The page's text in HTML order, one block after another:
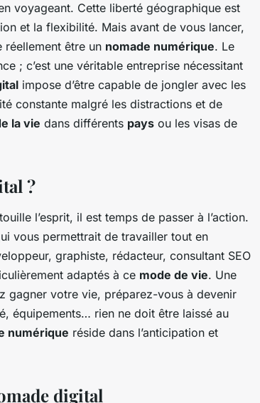
voyageant. Cette liberté géographique est
et la flexibilité. Mais avant de vous lancer,
être un nomade numérique. Le
; c’est une véritable entreprise nécessitant
impose d’être capable de jongler avec les
constante malgré les distractions et de
la vie dans différents pays ou les visas de
?
l’esprit, il est temps de passer à l’action.
vous permettrait de travailler tout en
graphiste, rédacteur, consultant SEO
adaptés à ce mode de vie. Une
gagner votre vie, préparez-vous à devenir
équipements… rien ne doit être laissé au
numérique réside dans l’anticipation et
digital